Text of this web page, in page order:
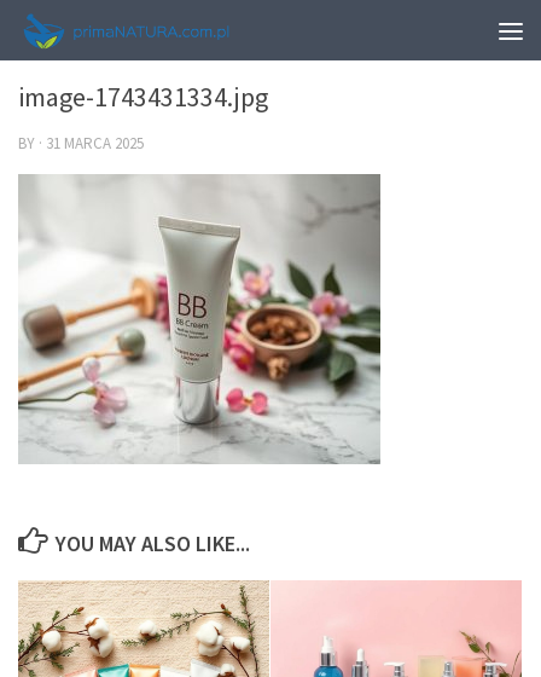
0
image-1743431334.jpg
BY · 31 MARCA 2025
YOU MAY ALSO LIKE...